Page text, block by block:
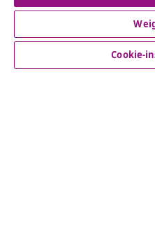
Klantenservice
Cookie-